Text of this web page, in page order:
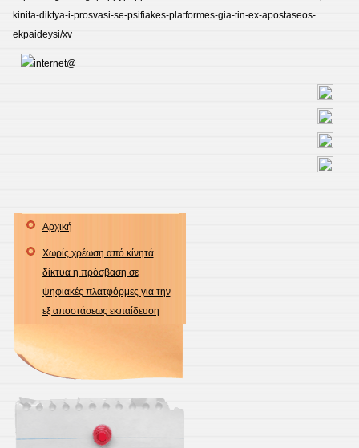
kinita-diktya-i-prosvasi-se-psifiakes-platformes-gia-tin-ex-apostaseos-
ekpaideysi/xv
Αρχική
Χωρίς χρέωση από κίνητά
δίκτυα η πρόσβαση σε
ψηφιακές πλατφόρμες για την
εξ αποστάσεως εκπαίδευση